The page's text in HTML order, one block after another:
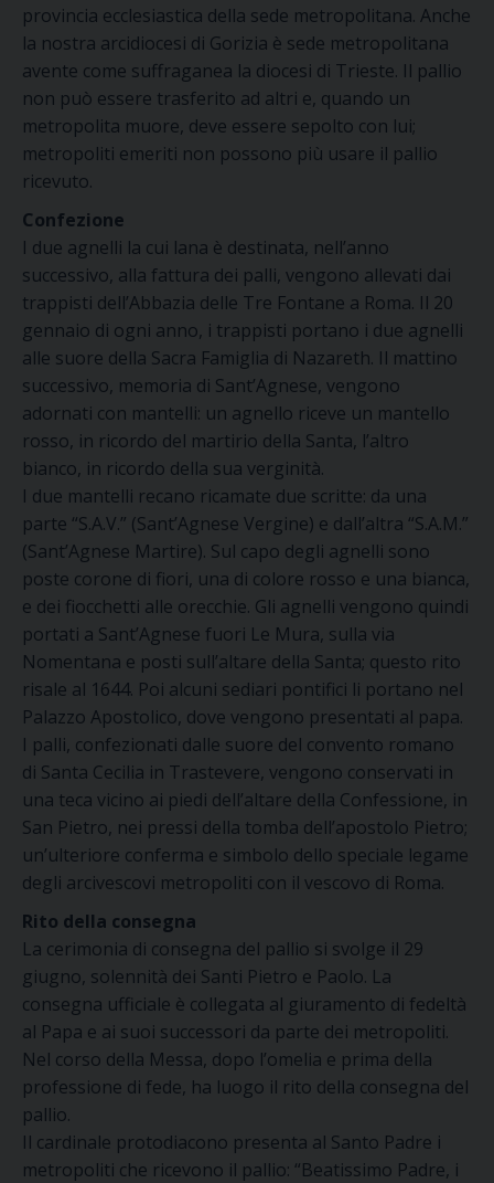
provincia ecclesiastica della sede metropolitana. Anche
la nostra arcidiocesi di Gorizia è sede metropolitana
avente come suffraganea la diocesi di Trieste. Il pallio
non può essere trasferito ad altri e, quando un
metropolita muore, deve essere sepolto con lui;
metropoliti emeriti non possono più usare il pallio
ricevuto.
Confezione
I due agnelli la cui lana è destinata, nell’anno
successivo, alla fattura dei palli, vengono allevati dai
trappisti dell’Abbazia delle Tre Fontane a Roma. Il 20
gennaio di ogni anno, i trappisti portano i due agnelli
alle suore della Sacra Famiglia di Nazareth. Il mattino
successivo, memoria di Sant’Agnese, vengono
adornati con mantelli: un agnello riceve un mantello
rosso, in ricordo del martirio della Santa, l’altro
bianco, in ricordo della sua verginità.
I due mantelli recano ricamate due scritte: da una
parte “S.A.V.” (Sant’Agnese Vergine) e dall’altra “S.A.M.”
(Sant’Agnese Martire). Sul capo degli agnelli sono
poste corone di fiori, una di colore rosso e una bianca,
e dei fiocchetti alle orecchie. Gli agnelli vengono quindi
portati a Sant’Agnese fuori Le Mura, sulla via
Nomentana e posti sull’altare della Santa; questo rito
risale al 1644. Poi alcuni sediari pontifici li portano nel
Palazzo Apostolico, dove vengono presentati al papa.
I palli, confezionati dalle suore del convento romano
di Santa Cecilia in Trastevere, vengono conservati in
una teca vicino ai piedi dell’altare della Confessione, in
San Pietro, nei pressi della tomba dell’apostolo Pietro;
un’ulteriore conferma e simbolo dello speciale legame
degli arcivescovi metropoliti con il vescovo di Roma.
Rito della consegna
La cerimonia di consegna del pallio si svolge il 29
giugno, solennità dei Santi Pietro e Paolo. La
consegna ufficiale è collegata al giuramento di fedeltà
al Papa e ai suoi successori da parte dei metropoliti.
Nel corso della Messa, dopo l’omelia e prima della
professione di fede, ha luogo il rito della consegna del
pallio.
Il cardinale protodiacono presenta al Santo Padre i
metropoliti che ricevono il pallio: “Beatissimo Padre, i